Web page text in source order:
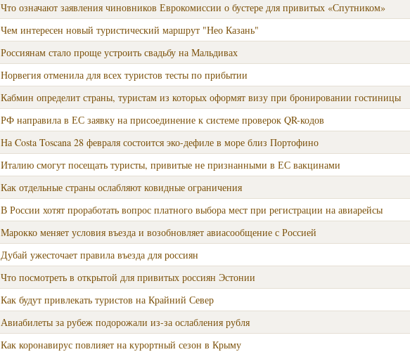
Что означают заявления чиновников Еврокомиссии о бустере для привитых «Спутником»
Чем интересен новый туристический маршрут "Нео Казань"
Россиянам стало проще устроить свадьбу на Мальдивах
Норвегия отменила для всех туристов тесты по прибытии
Кабмин определит страны, туристам из которых оформят визу при бронировании гостиницы
РФ направила в ЕС заявку на присоединение к системе проверок QR-кодов
На Costa Toscana 28 февраля состоится эко-дефиле в море близ Портофино
Италию смогут посещать туристы, привитые не признанными в ЕС вакцинами
Как отдельные страны ослабляют ковидные ограничения
В России хотят проработать вопрос платного выбора мест при регистрации на авиарейсы
Марокко меняет условия въезда и возобновляет авиасообщение с Россией
​Дубай ужесточает правила въезда для россиян
Что посмотреть в открытой для привитых россиян Эстонии
Как будут привлекать туристов на Крайний Север
Авиабилеты за рубеж подорожали из-за ослабления рубля
Как коронавирус повлияет на курортный сезон в Крыму